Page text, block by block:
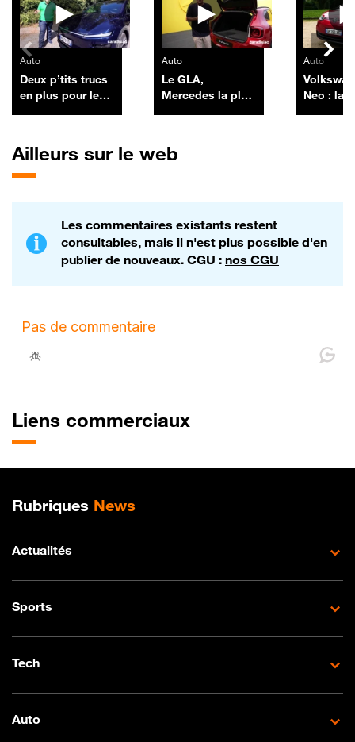
Auto
Deux p’tits trucs
en plus pour le
Auto
Le GLA,
Mercedes la plus
Auto
Neo : la
Ailleurs sur le web
Les commentaires existants restent
consultables, mais il n'est plus possible d'en
publier de nouveaux. CGU : nos CGU
Liens commerciaux
Plan de site
Rubriques News
Actualités
Sports
Tech
Auto